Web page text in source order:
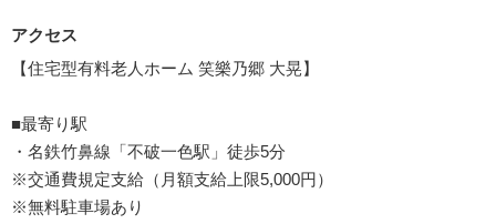
アクセス
【住宅型有料老人ホーム 笑樂乃郷 大晃】
■最寄り駅
・名鉄竹鼻線「不破一色駅」徒歩5分
※交通費規定支給（月額支給上限5,000円）
※無料駐車場あり